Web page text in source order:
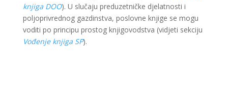
knjiga DOO). U slučaju preduzetničke djelatnosti i
poljoprivrednog gazdinstva, poslovne knjige se mogu
voditi po principu prostog knjigovodstva (vidjeti sekciju
Vođenje knjiga SP).